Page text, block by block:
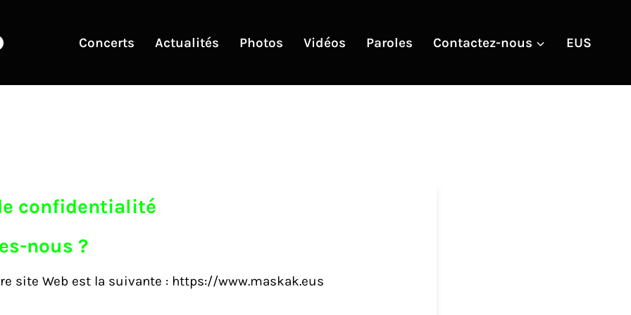
Concerts Actualités Photos Vidéos Paroles Contactez-nous EUS
confidentialité
nous ?
site Web est la suivante : https://www.maskak.eus